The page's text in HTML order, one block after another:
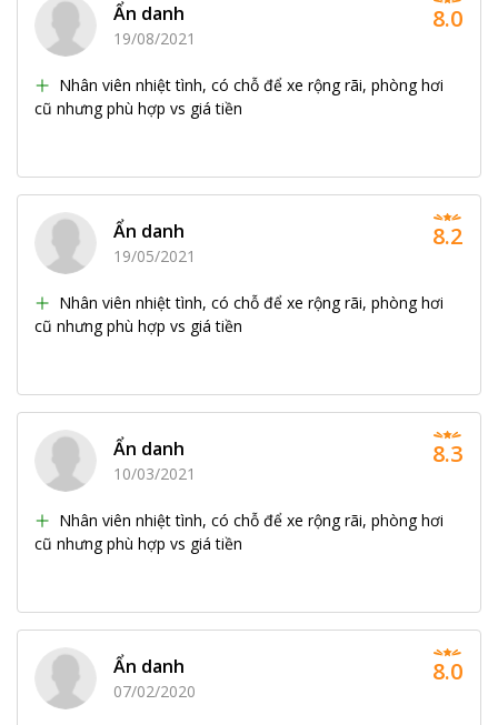
Ẩn danh
19/08/2021
Nhân viên nhiệt tình, có chỗ để xe rộng rãi, phòng hơi
cũ nhưng phù hợp vs giá tiền
8.0
Ẩn danh
19/05/2021
Nhân viên nhiệt tình, có chỗ để xe rộng rãi, phòng hơi
cũ nhưng phù hợp vs giá tiền
8.2
Ẩn danh
10/03/2021
Nhân viên nhiệt tình, có chỗ để xe rộng rãi, phòng hơi
cũ nhưng phù hợp vs giá tiền
8.3
Ẩn danh
07/02/2020
8.0